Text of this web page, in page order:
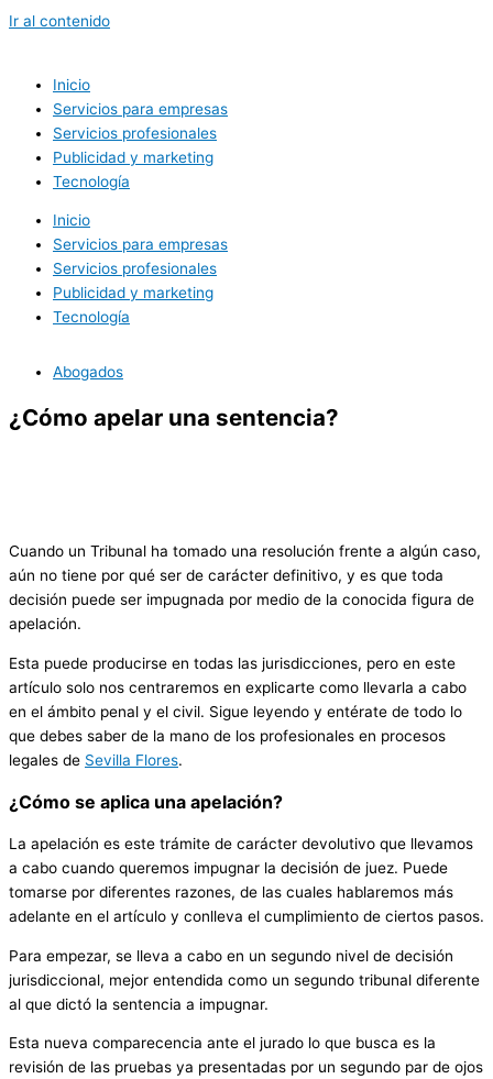
Ir al contenido
Inicio
Servicios para empresas
Servicios profesionales
Publicidad y marketing
Tecnología
Inicio
Servicios para empresas
Servicios profesionales
Publicidad y marketing
Tecnología
Abogados
¿Cómo apelar una sentencia?
Cuando un Tribunal ha tomado una resolución frente a algún caso,
aún no tiene por qué ser de carácter definitivo, y es que toda
decisión puede ser impugnada por medio de la conocida figura de
apelación.
Esta puede producirse en todas las jurisdicciones, pero en este
artículo solo nos centraremos en explicarte como llevarla a cabo
en el ámbito penal y el civil. Sigue leyendo y entérate de todo lo
que debes saber de la mano de los profesionales en procesos
legales de Sevilla Flores.
¿Cómo se aplica una apelación?
La apelación es este trámite de carácter devolutivo que llevamos
a cabo cuando queremos impugnar la decisión de juez. Puede
tomarse por diferentes razones, de las cuales hablaremos más
adelante en el artículo y conlleva el cumplimiento de ciertos pasos.
Para empezar, se lleva a cabo en un segundo nivel de decisión
jurisdiccional, mejor entendida como un segundo tribunal diferente
al que dictó la sentencia a impugnar.
Esta nueva comparecencia ante el jurado lo que busca es la
revisión de las pruebas ya presentadas por un segundo par de ojos